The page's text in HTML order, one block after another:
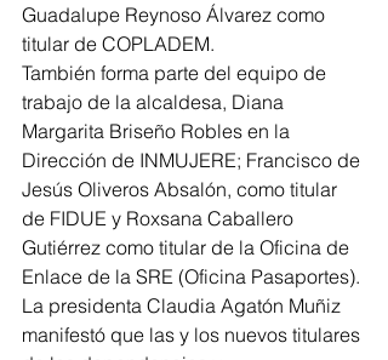
Guadalupe Reynoso Álvarez como
titular de COPLADEM.
También forma parte del equipo de
trabajo de la alcaldesa, Diana
Margarita Briseño Robles en la
Dirección de INMUJERE; Francisco de
Jesús Oliveros Absalón, como titular
de FIDUE y Roxsana Caballero
Gutiérrez como titular de la Oficina de
Enlace de la SRE (Oficina Pasaportes).
La presidenta Claudia Agatón Muñiz
manifestó que las y los nuevos titulares